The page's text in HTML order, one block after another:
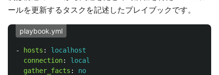
ールを更新するタスクを記述したプレイブックです。
playbook.yml
- hosts :
localhost
connection:
local
gather_facts :
no